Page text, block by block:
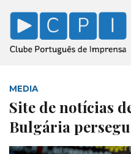
MEDIA
Site de notícias
Bulgária